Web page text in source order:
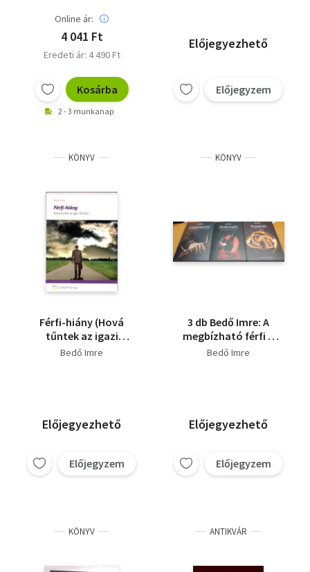
Online ár:
4 041 Ft
Eredeti ár: 4 490 Ft
Kosárba
2 - 3 munkanap
Előjegyezhető
Előjegyzem
KÖNYV
Férfi-hiány (Hová
tűntek az igazi
férfiak?)
Bedő Imre
Előjegyezhető
Előjegyzem
KÖNYV
3 db Bedő Imre: A
megbízható férfi +
Férfienergia + Teremtő
Bedő Imre
Előjegyezhető
Előjegyzem
KÖNYV ANTIKVÁR